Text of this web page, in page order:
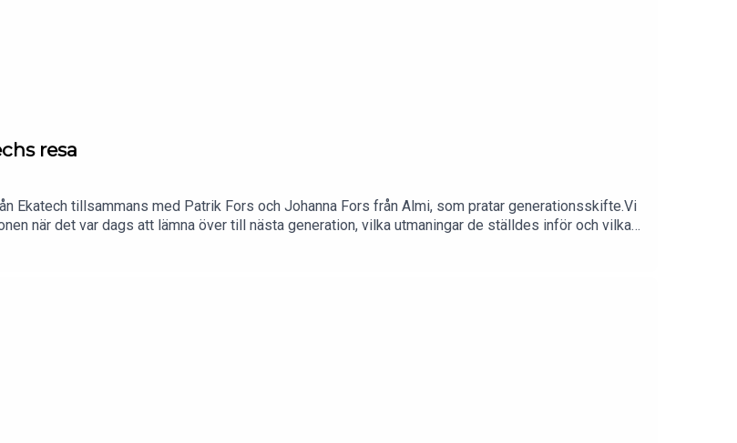
resa
Ekatech tillsammans med Patrik Fors och Johanna Fors från Almi, som pratar generationsskifte.Vi
när det var dags att lämna över till nästa generation, vilka utmaningar de ställdes inför och vilka
och perspektiv kring vad som är viktigt att tänka på när det är dags att generationsväxla.